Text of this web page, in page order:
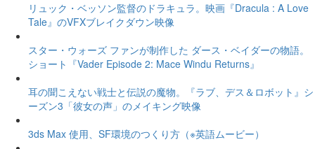
リュック・ベッソン監督のドラキュラ。映画『Dracula : A Love
Tale』のVFXブレイクダウン映像
スター・ウォーズ ファンが制作した ダース・ベイダーの物語。
ショート『Vader Episode 2: Mace Windu Returns』
耳の聞こえない戦士と伝説の魔物。『ラブ、デス＆ロボット』シ
ーズン3「彼女の声」のメイキング映像
3ds Max 使用、SF環境のつくり方（※英語ムービー）